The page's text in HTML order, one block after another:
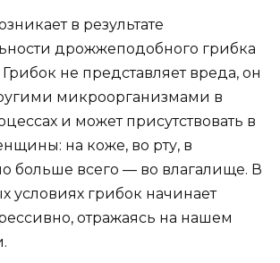
в результате
дрожжеподобного грибка
не представляет вреда, он
микроорганизмами в
и может присутствовать в
на коже, во рту, в
больше всего — во влагалище. В
условиях грибок начинает
отражаясь на нашем